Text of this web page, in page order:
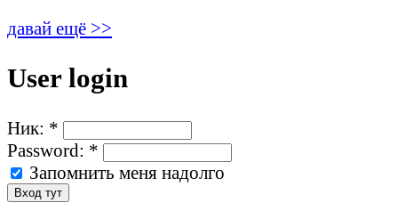
давай ещё >>
User login
Ник: *
Password: *
Запомнить меня надолго